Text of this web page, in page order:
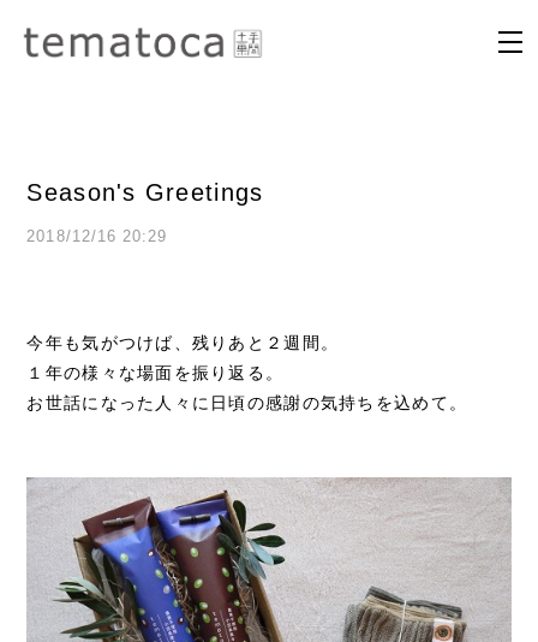
Season's Greetings
2018/12/16 20:29
今年も気がつけば、残りあと２週間。
１年の様々な場面を振り返る。
お世話になった人々に日頃の感謝の気持ちを込めて。